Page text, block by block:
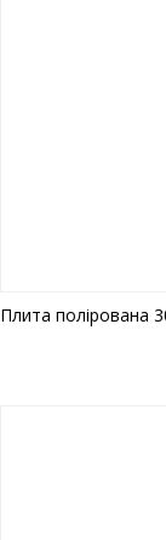
Плита полірована